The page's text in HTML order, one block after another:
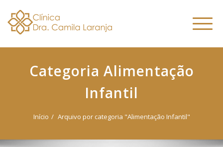
content
Laranja
Especialista em Fitoterapia
Categoria Alimentação
Infantil
Início Arquivo por categoria "Alimentação Infantil"